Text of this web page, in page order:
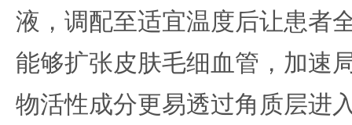
液，调配至适宜温度后让患者
能够扩张皮肤毛细血管，加速
物活性成分更易透过角质层进